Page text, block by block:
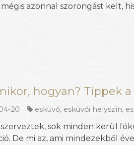
azonnal szorongást kelt,
hogyan? Tippek
20 esküvő, esküvői helyszín,
sok minden kerül
De mi az, ami mindezekből